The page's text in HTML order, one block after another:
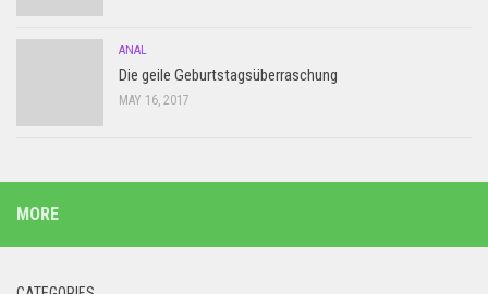
ANAL
Die geile Geburtstagsüberraschung
MAY 16, 2017
MORE